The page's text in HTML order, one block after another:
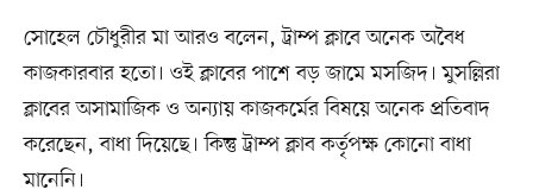
সোহেল চৌধুরীর মা আরও বলেন, ট্রাম্প ক্লাবে অনেক অবৈধ
কাজকারবার হতো। ওই ক্লাবের পাশে বড় জামে মসজিদ। মুসল্লিরা
ক্লাবের অসামাজিক ও অন্যায় কাজকর্মের বিষয়ে অনেক প্রতিবাদ
করেছেন, বাধা দিয়েছে। কিন্তু ট্রাম্প ক্লাব কর্তৃপক্ষ কোনো বাধা
মানেনি।